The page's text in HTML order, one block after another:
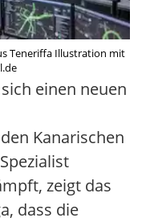
Teneriffa Illustration mit
einen neuen
Kanarischen
zeigt das
dass die